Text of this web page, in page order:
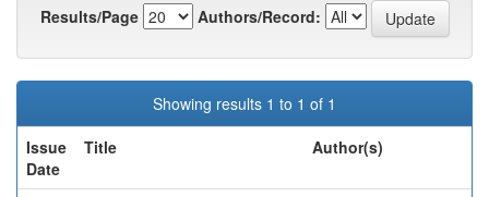
Results/Page
Authors/Record:
Showing results 1 to 1 of 1
Issue
Date
Title Author(s)